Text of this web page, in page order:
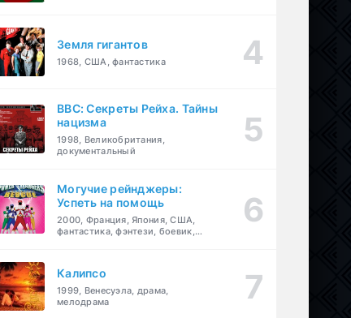
Земля гигантов
1968, США, фантастика
BBC: Секреты Рейха. Тайны
нацизма
1998, Великобритания,
документальный
Могучие рейнджеры:
Успеть на помощь
2000, Франция, Япония, США,
фантастика, фэнтези, боевик,
Калипсо
1999, Венесуэла, драма,
мелодрама